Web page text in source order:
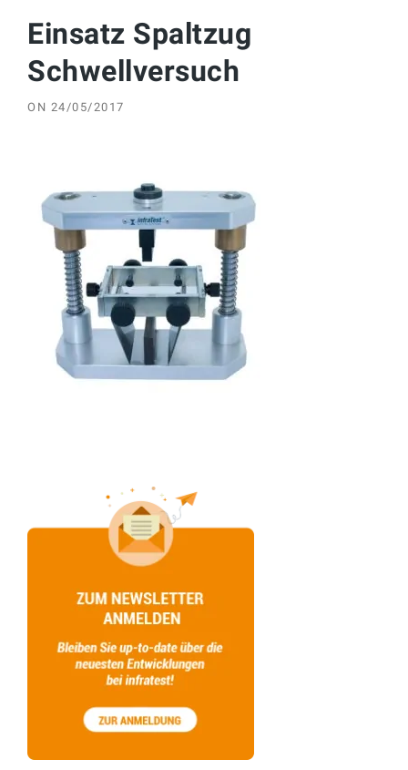
Einsatz Spaltzug
Schwellversuch
ON 24/05/2017